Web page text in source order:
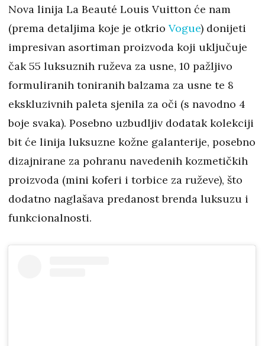
Nova linija La Beauté Louis Vuitton će nam
(prema detaljima koje je otkrio Vogue) donijeti
impresivan asortiman proizvoda koji uključuje
čak 55 luksuznih ruževa za usne, 10 pažljivo
formuliranih toniranih balzama za usne te 8
ekskluzivnih paleta sjenila za oči (s navodno 4
boje svaka). Posebno uzbudljiv dodatak kolekciji
bit će linija luksuzne kožne galanterije, posebno
dizajnirane za pohranu navedenih kozmetičkih
proizvoda (mini koferi i torbice za ruževe), što
dodatno naglašava predanost brenda luksuzu i
funkcionalnosti.